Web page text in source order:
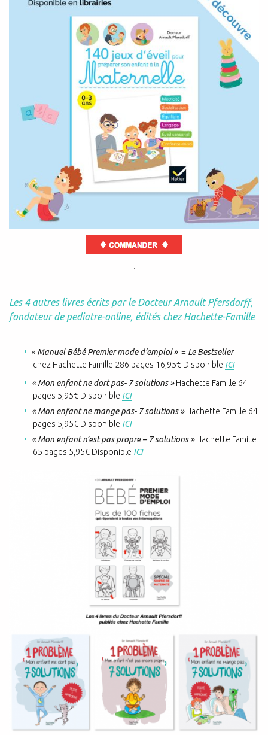
.
Les 4 autres livres écrits par le Docteur Arnault Pfersdorff,
fondateur de pediatre-online, édités chez Hachette-Famille
« Manuel Bébé Premier mode d’emploi »= Le Bestseller
chez Hachette Famille 286 pages 16,95€ Disponible ICI
« Mon enfant ne dort pas- 7 solutions »Hachette Famille 64
pages 5,95€ Disponible ICI
« Mon enfant ne mange pas- 7 solutions »Hachette Famille 64
pages 5,95€ Disponible ICI
« Mon enfant n’est pas propre – 7 solutions »Hachette Famille
65 pages 5,95€ Disponible ICI